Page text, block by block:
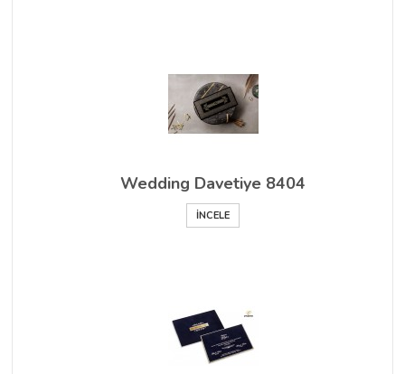
Wedding Davetiye 8404
İNCELE